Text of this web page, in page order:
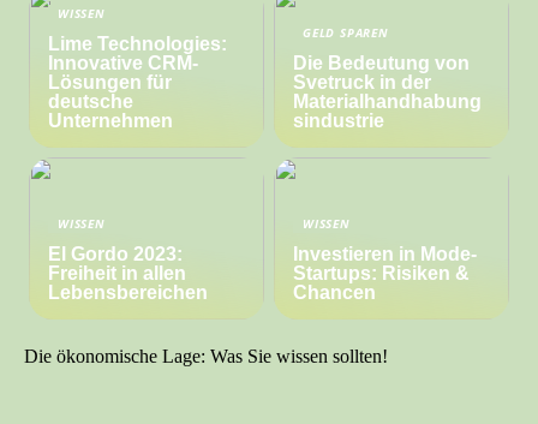
WISSEN
Lime Technologies:
Innovative CRM-
Lösungen für
deutsche
Unternehmen
GELD SPAREN
Die Bedeutung von
Svetruck in der
Materialhandhabung
sindustrie
WISSEN
El Gordo 2023:
Freiheit in allen
Lebensbereichen
WISSEN
Investieren in Mode-
Startups: Risiken &
Chancen
Die ökonomische Lage: Was Sie wissen sollten!